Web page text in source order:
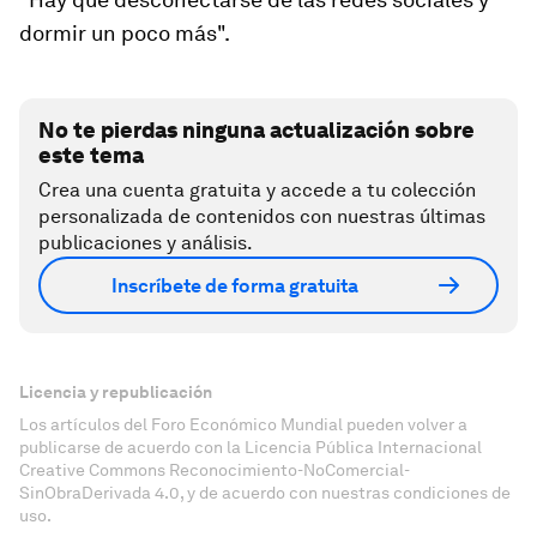
dormir un poco más".
No te pierdas ninguna actualización sobre
este tema
Crea una cuenta gratuita y accede a tu colección
personalizada de contenidos con nuestras últimas
publicaciones y análisis.
Inscríbete de forma gratuita
Licencia y republicación
Los artículos del Foro Económico Mundial pueden volver a
publicarse de acuerdo con la Licencia Pública Internacional
Creative Commons Reconocimiento-NoComercial-
SinObraDerivada 4.0, y de acuerdo con nuestras condiciones de
uso.